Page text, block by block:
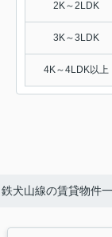
2K～2LDK
3K～3LDK
4K～4LDK以上
犬山線の賃貸物件